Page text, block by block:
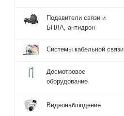
Подавители связи и
БПЛА, антидрон
Системы кабельной связи
Досмотровое
оборудование
Видеонаблюдение